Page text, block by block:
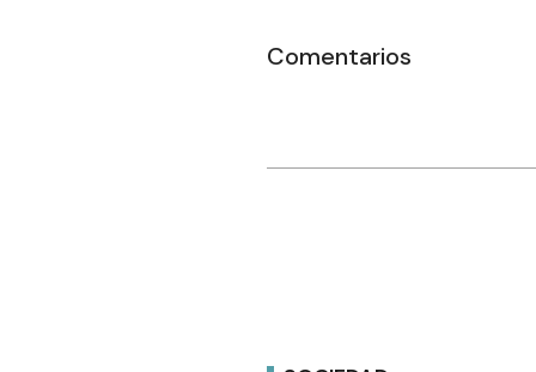
Comentarios